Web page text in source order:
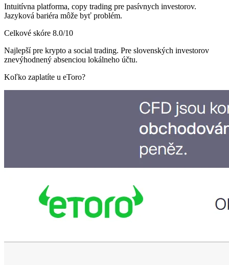
Intuitívna platforma, copy trading pre pasívnych investorov.
Jazyková bariéra môže byť problém.
Celkové skóre 8.0/10
Najlepší pre krypto a social trading. Pre slovenských investorov
znevýhodnený absenciou lokálneho účtu.
Koľko zaplatíte u eToro?